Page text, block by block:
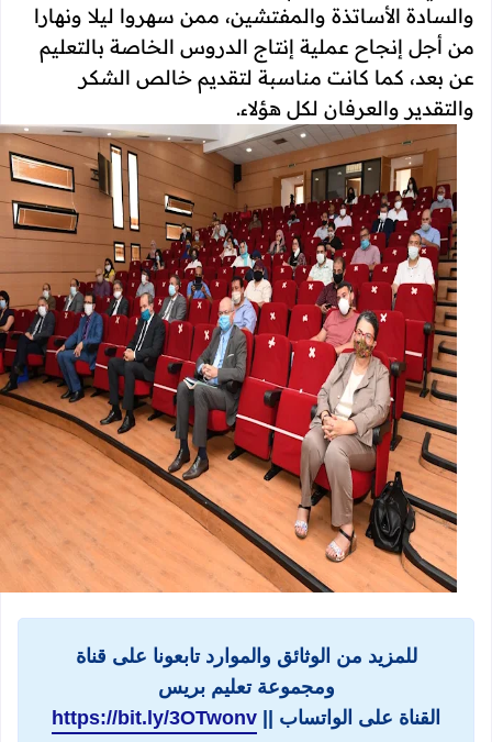
والسادة الأساتذة والمفتشين، ممن سهروا ليلا ونهارا
من أجل إنجاح عملية إنتاج الدروس الخاصة بالتعليم
عن بعد، كما كانت مناسبة لتقديم خالص الشكر
والتقدير والعرفان لكل هؤلاء.
للمزيد من الوثائق والموارد تابعونا على قناة
ومجموعة تعليم بريس
القناة على الواتساب || https://bit.ly/3OTwonv